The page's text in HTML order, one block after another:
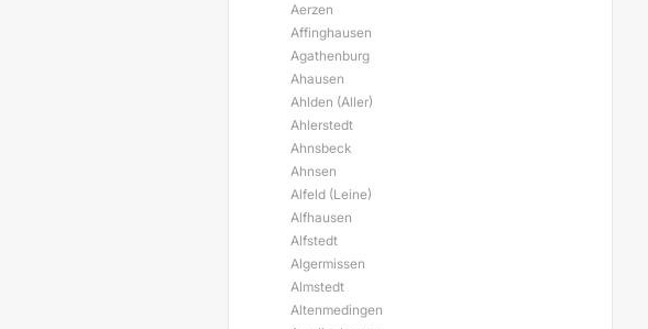
Aerzen
Affinghausen
Agathenburg
Ahausen
Ahlden (Aller)
Ahlerstedt
Ahnsbeck
Ahnsen
Alfeld (Leine)
Alfhausen
Alfstedt
Algermissen
Almstedt
Altenmedingen